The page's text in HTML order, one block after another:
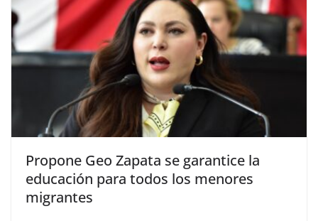
Propone Geo Zapata se garantice la
educación para todos los menores
migrantes